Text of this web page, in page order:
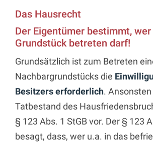
Das Hausrecht
Der Eigentümer bestimmt, wer
Grundstück betreten darf!
Grundsätzlich ist zum Betreten
Nachbargrundstücks die
Besitzers erforderlich.
Tatbestand des
§ 123 Abs. 1 StGB vor. Der § 123
besagt, dass, wer u.a. in das